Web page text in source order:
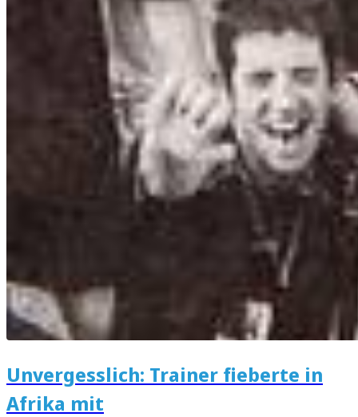
Unvergesslich: Trainer fieberte in
Afrika mit